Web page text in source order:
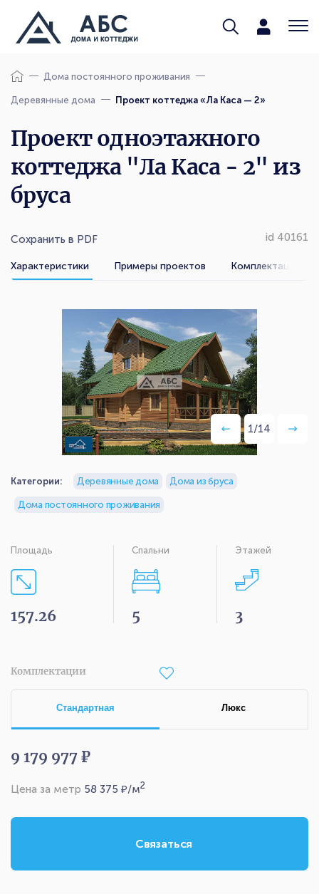
Дома постоянного проживания
Деревянные дома Проект коттеджа «Ла Каса — 2»
Проект одноэтажного
коттеджа "Ла Каса - 2" из
бруса
Сохранить в PDF id 40161
Характеристики Примеры проектов Комплектации
Категории: Деревянные дома Дома из бруса
Дома постоянного проживания
1/14
Площадь
157.26
Спальни
5
Этажей
3
Комплектации
Стандартная Люкс
9 179 977 ₽
Цена за метр 58 375 ₽/м2
Связаться